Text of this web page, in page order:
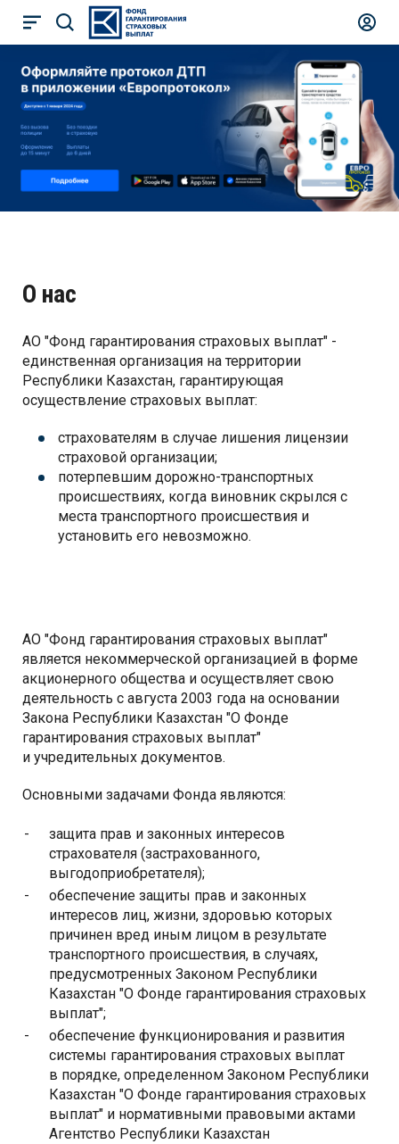
О нас
АО "Фонд гарантирования страховых выплат" -
единственная организация на территории
Республики Казахстан, гарантирующая
осуществление страховых выплат:
страхователям в случае лишения лицензии
страховой организации;
потерпевшим дорожно-транспортных
происшествиях, когда виновник скрылся с
места транспортного происшествия и
установить его невозможно.
АО "Фонд гарантирования страховых выплат"
является некоммерческой организацией в форме
акционерного общества и осуществляет свою
деятельность с августа 2003 года на основании
Закона Республики Казахстан "О Фонде
гарантирования страховых выплат"
и учредительных документов.
Основными задачами Фонда являются:
-
защита прав и законных интересов
страхователя (застрахованного,
выгодоприобретателя);
-
обеспечение защиты прав и законных
интересов лиц, жизни, здоровью которых
причинен вред иным лицом в результате
транспортного происшествия, в случаях,
предусмотренных Законом Республики
Казахстан "О Фонде гарантирования страховых
выплат";
-
обеспечение функционирования и развития
системы гарантирования страховых выплат
в порядке, определенном Законом Республики
Казахстан "О Фонде гарантирования страховых
выплат" и нормативными правовыми актами
Агентство Республики Казахстан